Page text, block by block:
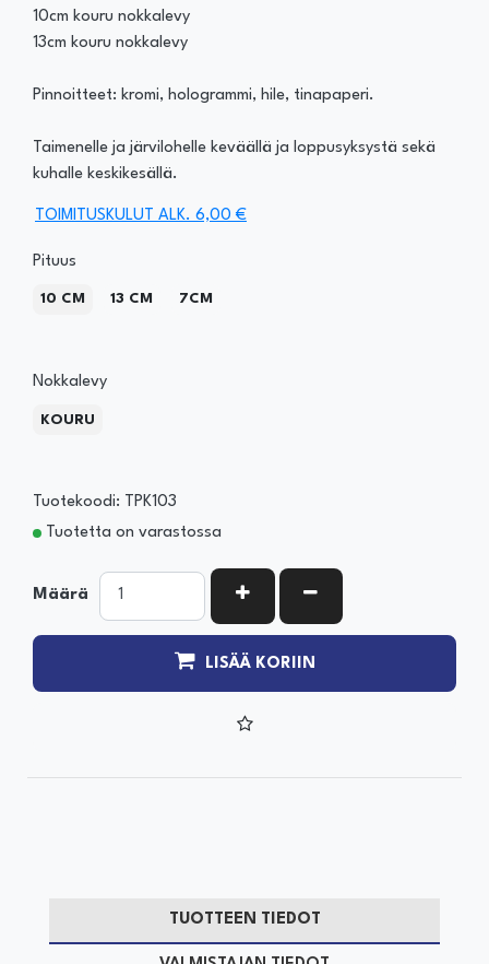
10cm kouru nokkalevy
13cm kouru nokkalevy
Pinnoitteet: kromi, hologrammi, hile, tinapaperi.
Taimenelle ja järvilohelle keväällä ja loppusyksystä sekä
kuhalle keskikesällä.
TOIMITUSKULUT ALK. 6,00 €
Pituus
10 CM 13 CM 7CM
Nokkalevy
KOURU
Tuotekoodi: TPK103
Tuotetta on varastossa
Määrä KASVATA MÄÄRÄÄ
VÄHENNÄ MÄÄRÄÄ
LISÄÄ KORIIN
TUOTTEEN TIEDOT